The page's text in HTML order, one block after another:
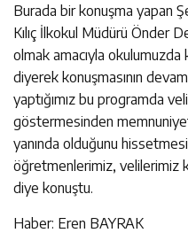
Burada bir konuşma yapan
Kılıç İlkokul Müdürü Önder
olmak amacıyla okulumuzda
diyerek konuşmasının
yaptığımız bu programda
göstermesinden
yanında olduğunu hissetmesi
öğretmenlerimiz, velilerimiz
diye konuştu.
Haber: Eren BAYRAK